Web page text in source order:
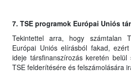
7. TSE programok Európai Uniós
Tekintettel arra, hogy számtalan
Európai Uniós elírásból fakad,
ideje társfinanszírozás keretén
TSE felderítésére és felszámolására